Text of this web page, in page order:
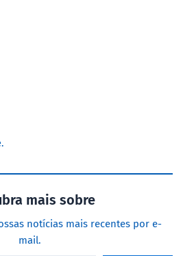
mais sobre
notícias mais recentes por e-
mail.